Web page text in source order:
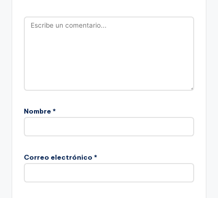
Nombre *
Correo electrónico *